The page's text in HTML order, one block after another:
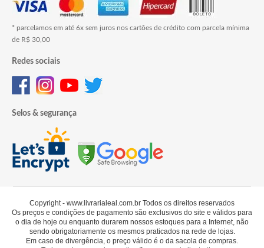
* parcelamos em até 6x sem juros nos cartões de crédito com parcela mínima
de R$ 30,00
Redes sociais
Selos & segurança
Copyright - www.livrarialeal.com.br Todos os direitos reservados
Os preços e condições de pagamento são exclusivos do site e válidos para
o dia de hoje ou enquanto durarem nossos estoques para a Internet, não
sendo obrigatoriamente os mesmos praticados na rede de lojas.
Em caso de divergência, o preço válido é o da sacola de compras.